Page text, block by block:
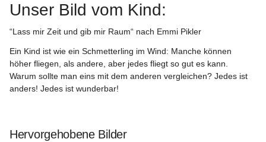
Unser Bild vom Kind:
“Lass mir Zeit und gib mir Raum“ nach Emmi Pikler
Ein Kind ist wie ein Schmetterling im Wind: Manche können
höher fliegen, als andere, aber jedes fliegt so gut es kann.
Warum sollte man eins mit dem anderen vergleichen? Jedes ist
anders! Jedes ist wunderbar!
Hervorgehobene Bilder